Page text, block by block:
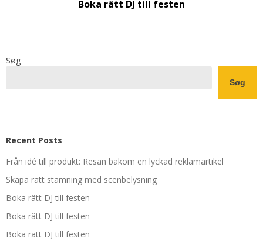
Boka rätt DJ till festen
Søg
Søg
Recent Posts
Från idé till produkt: Resan bakom en lyckad reklamartikel
Skapa rätt stämning med scenbelysning
Boka rätt DJ till festen
Boka rätt DJ till festen
Boka rätt DJ till festen